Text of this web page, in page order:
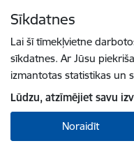
Sīkdatnes
Lai šī tīmekļvietne
sīkdatnes. Ar Jūsu
izmantotas statistikas un
Lūdzu, atzīmējiet savu
Noraidīt